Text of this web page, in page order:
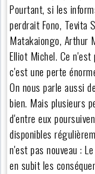
Pourtant, si les
perdrait Fono, Tevita
Matakaiongo, Arthur
Elliot Michel. Ce
c'est une perte
On nous parle aussi
bien. Mais plusieurs
d'entre eux
disponibles
n'est pas nouveau :
en subit les